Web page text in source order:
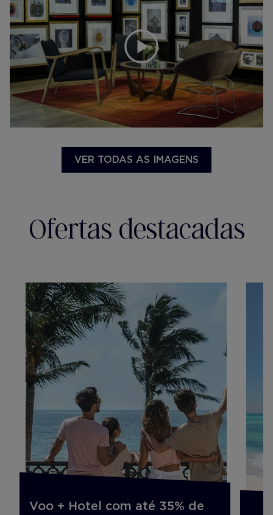
VER TODAS AS IMAGENS
Ofertas destacadas
Voo + Hotel com até 35% de